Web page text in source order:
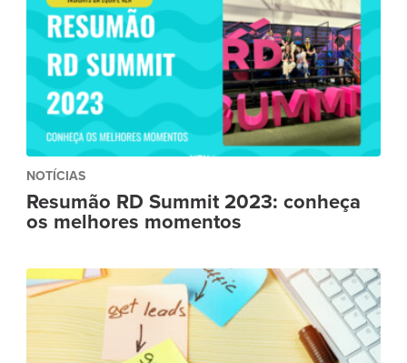
NOTÍCIAS
Resumão RD Summit 2023: conheça
os melhores momentos